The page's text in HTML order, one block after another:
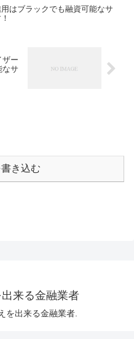
はブラックでも融資可能なサ
ザー
なサ
き込む
来る金融業者
を出来る金融業者.